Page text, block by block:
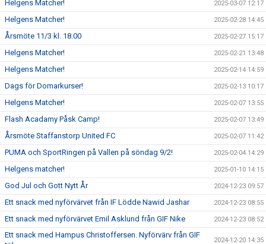
Helgens Matcher! 2025-03-07 12:17
Helgens Matcher! 2025-02-28 14:45
Årsmöte 11/3 kl. 18.00 2025-02-27 15:17
Helgens Matcher! 2025-02-21 13:48
Helgens Matcher! 2025-02-14 14:59
Dags för Domarkurser! 2025-02-13 10:17
Helgens Matcher! 2025-02-07 13:55
Flash Acadamy Påsk Camp! 2025-02-07 13:49
Årsmöte Staffanstorp United FC 2025-02-07 11:42
PUMA och SportRingen på Vallen på söndag 9/2! 2025-02-04 14:29
Helgens matcher! 2025-01-10 14:15
God Jul och Gott Nytt År 2024-12-23 09:57
Ett snack med nyförvärvet från IF Lödde Nawid Jashar 2024-12-23 08:55
Ett snack med nyförvärvet Emil Asklund från GIF Nike 2024-12-23 08:52
Ett snack med Hampus Christoffersen. Nyförvärv från GIF
2024-12-20 14:35